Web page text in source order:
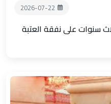
2026-07-22
سنوات على نفقة العتبة